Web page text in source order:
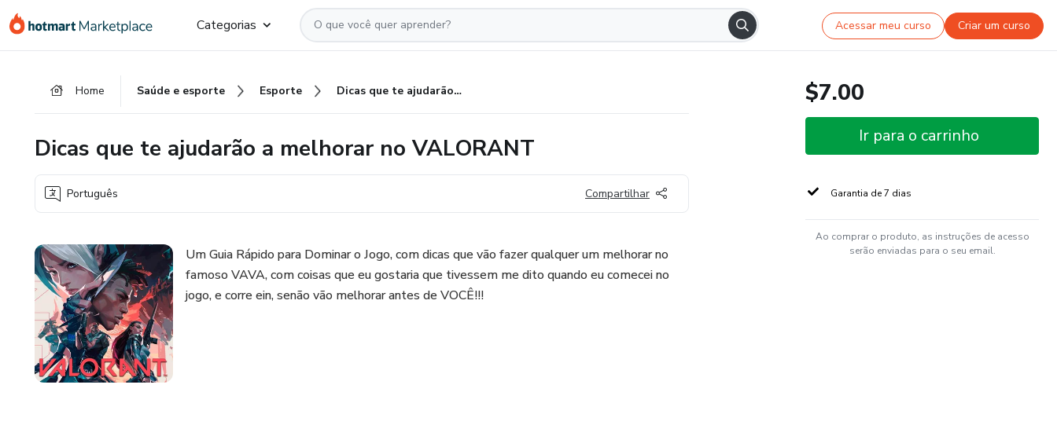
para
para
para
Categorias Acessar meu curso Criar um curso
Home Saúde e esporte Esporte Dicas que te ajudarão a melhorar no VALORANT
Dicas que te ajudarão a melhorar no VALORANT
Português Compartilhar
Um Guia Rápido para Dominar o Jogo, com dicas que vão fazer qualquer um melhorar no
famoso VAVA, com coisas que eu gostaria que tivessem me dito quando eu comecei no
jogo, e corre ein, senão vão melhorar antes de VOCÊ!!!
$7.00
Ir para o carrinho
Garantia de 7 dias
Ao comprar o produto, as instruções de acesso
serão enviadas para o seu email.